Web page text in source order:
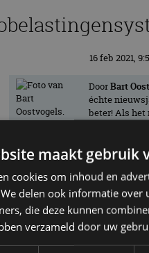
16 feb 2021,
DoorBart
échte
beter! Als het
systeem voor
stelt RAI
interim
maakt gebruik
cookies om inhoud en
delen ook informatie over
die deze kunnen
verzameld door uw